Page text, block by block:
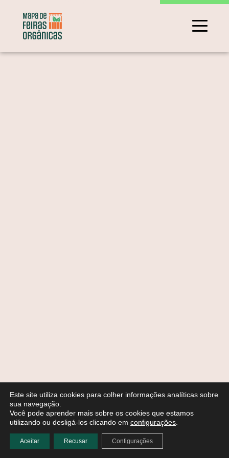
Este site utiliza cookies para colher informações analíticas sobre
sua navegação.
Você pode aprender mais sobre os cookies que estamos
utilizando ou desligá-los clicando em configurações
Aceitar Recusar Configurações